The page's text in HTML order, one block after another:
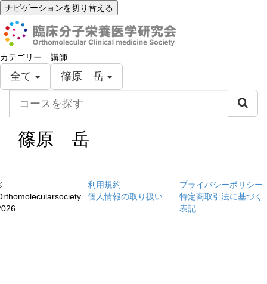
ナビゲーションを切り替える
カテゴリー
全て
講師
篠原 岳
ス
篠原 岳
利用規約
個人情報の取り扱い
プライバシーポリシー
特定商取引法に基づく
表記